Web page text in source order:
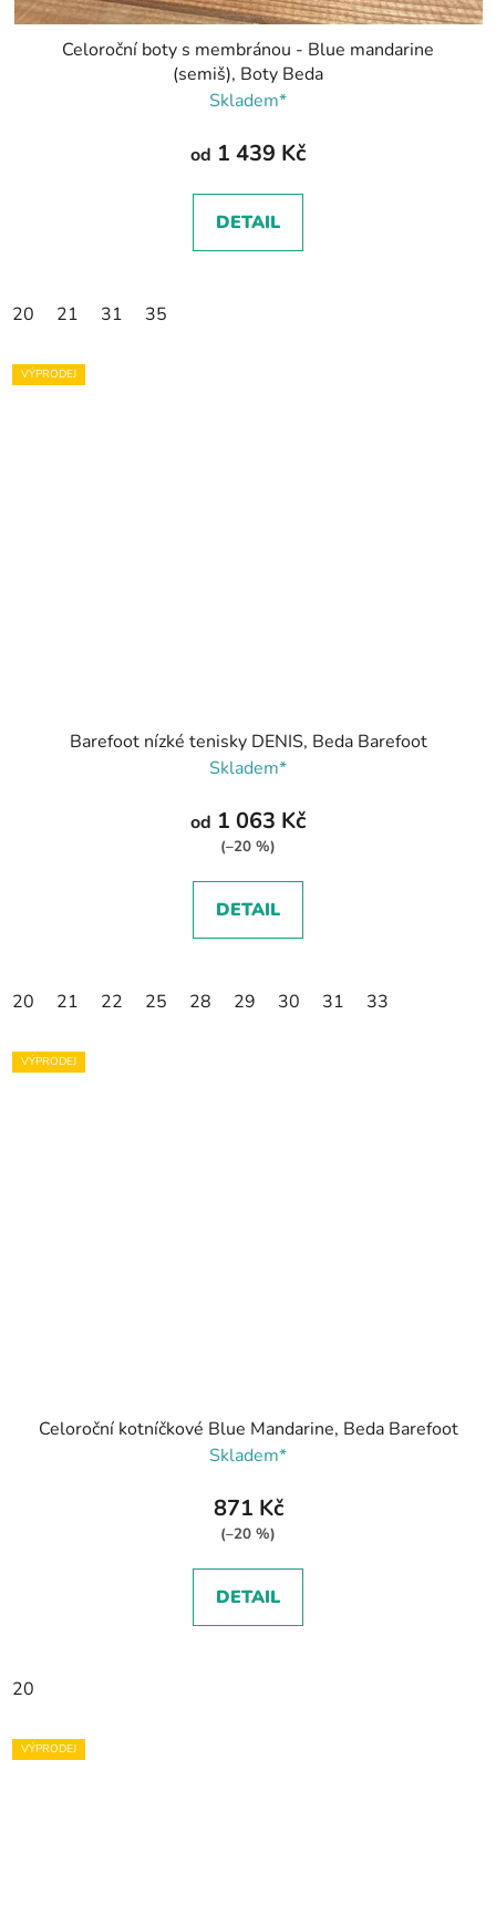
Celoroční boty s membránou - Blue mandarine
(semiš), Boty Beda
Skladem*
od 1 439 Kč
DETAIL
20 21 31 35
VÝPRODEJ
Barefoot nízké tenisky DENIS, Beda Barefoot
Skladem*
od 1 063 Kč
(–20 %)
DETAIL
20 21 22 25 28 29 30 31 33
VÝPRODEJ
Celoroční kotníčkové Blue Mandarine, Beda Barefoot
Skladem*
871 Kč
(–20 %)
DETAIL
20
VÝPRODEJ